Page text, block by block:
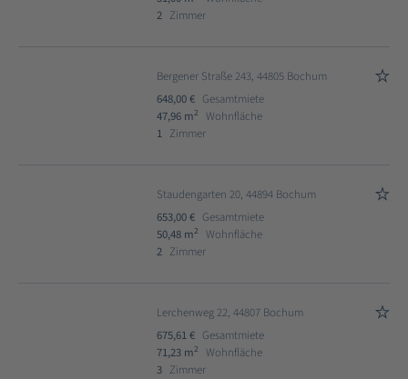
2 Zimmer
Bergener Straße 243, 44805 Bochum
648,00 € Gesamtmiete
47,96 m2
Wohnfläche
1 Zimmer
Staudengarten 20, 44894 Bochum
653,00 € Gesamtmiete
50,48 m2
Wohnfläche
2 Zimmer
Lerchenweg 22, 44807 Bochum
675,61 € Gesamtmiete
71,23 m2
Wohnfläche
3 Zimmer